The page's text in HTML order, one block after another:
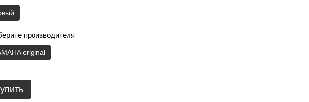
производителя
original